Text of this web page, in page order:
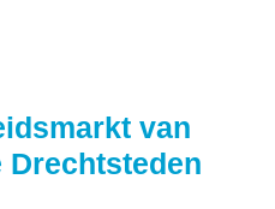
van
Drechtsteden